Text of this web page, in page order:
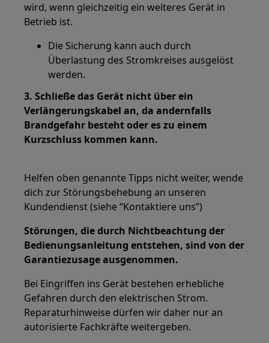
wird, wenn gleichzeitig ein weiteres Gerät in
Betrieb ist.
Die Sicherung kann auch durch
Überlastung des Stromkreises ausgelöst
werden.
3. Schließe das Gerät nicht über ein
Verlängerungskabel an, da andernfalls
Brandgefahr besteht oder es zu einem
Kurzschluss kommen kann.
Helfen oben genannte Tipps nicht weiter, wende
dich zur Störungsbehebung an unseren
Kundendienst (siehe “Kontaktiere uns”)
Störungen, die durch Nichtbeachtung der
Bedienungsanleitung entstehen, sind von der
Garantiezusage ausgenommen.
Bei Eingriffen ins Gerät bestehen erhebliche
Gefahren durch den elektrischen Strom.
Reparaturhinweise dürfen wir daher nur an
autorisierte Fachkräfte weitergeben.